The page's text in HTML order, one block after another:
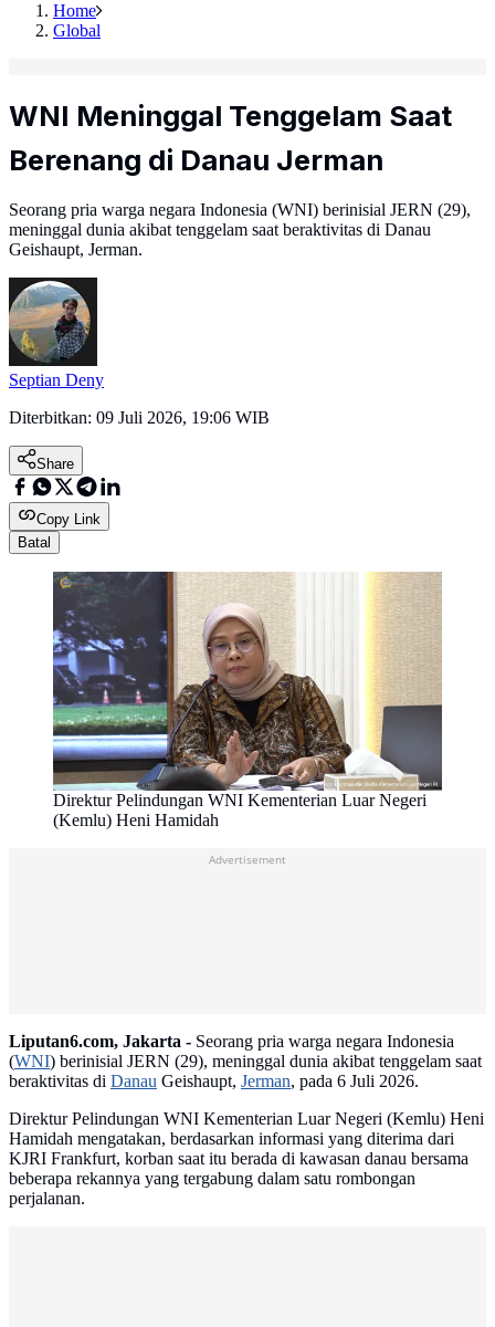
Home
Global
WNI Meninggal Tenggelam Saat
Berenang di Danau Jerman
Seorang pria warga negara Indonesia (WNI) berinisial JERN (29),
meninggal dunia akibat tenggelam saat beraktivitas di Danau
Geishaupt, Jerman.
Septian Deny
Diterbitkan: 09 Juli 2026, 19:06 WIB
Share
Copy Link
Batal
Direktur Pelindungan WNI Kementerian Luar Negeri
(Kemlu) Heni Hamidah
Advertisement
Liputan6.com, Jakarta - Seorang pria warga negara Indonesia
(WNI) berinisial JERN (29), meninggal dunia akibat tenggelam saat
beraktivitas di Danau Geishaupt, Jerman, pada 6 Juli 2026.
Direktur Pelindungan WNI Kementerian Luar Negeri (Kemlu) Heni
Hamidah mengatakan, berdasarkan informasi yang diterima dari
KJRI Frankfurt, korban saat itu berada di kawasan danau bersama
beberapa rekannya yang tergabung dalam satu rombongan
perjalanan.